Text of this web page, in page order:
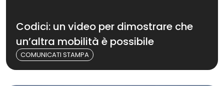
Codici: un video per dimostrare che
un’altra mobilità è possibile
COMUNICATI STAMPA